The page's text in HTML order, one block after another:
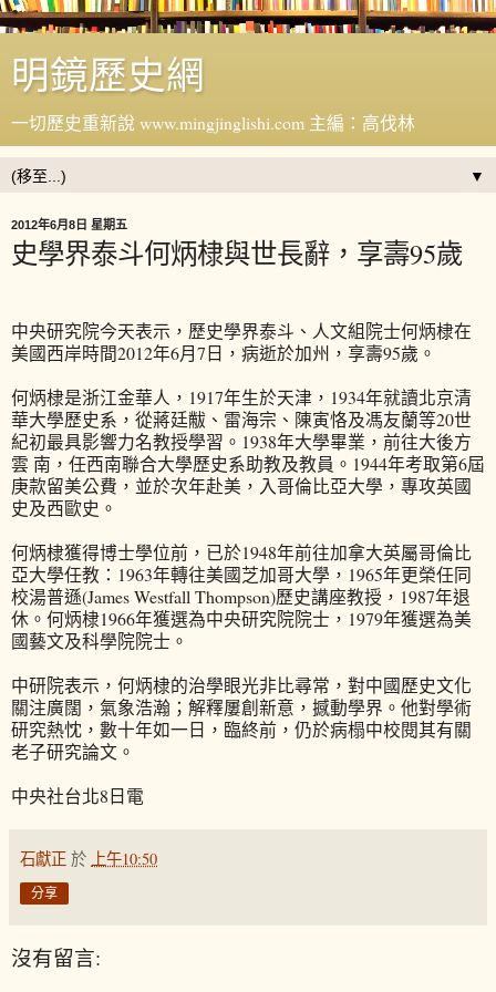
明鏡歷史網
一切歷史重新說 www.mingjinglishi.com 主編：高伐林
▼
2012年6月8日 星期五
史學界泰斗何炳棣與世長辭，享壽95歲
中央研究院今天表示，歷史學界泰斗、人文組院士何炳棣在
美國西岸時間2012年6月7日，病逝於加州，享壽95歲。
何炳棣是浙江金華人，1917年生於天津，1934年就讀北京清
華大學歷史系，從蔣廷黻、雷海宗、陳寅恪及馮友蘭等20世
紀初最具影響力名教授學習。1938年大學畢業，前往大後方
雲 南，任西南聯合大學歷史系助教及教員。1944年考取第6屆
庚款留美公費，並於次年赴美，入哥倫比亞大學，專攻英國
史及西歐史。
何炳棣獲得博士學位前，已於1948年前往加拿大英屬哥倫比
亞大學任教：1963年轉往美國芝加哥大學，1965年更榮任同
校湯普遜(James Westfall Thompson)歷史講座教授，1987年退
休。何炳棣1966年獲選為中央研究院院士，1979年獲選為美
國藝文及科學院院士。
中研院表示，何炳棣的治學眼光非比尋常，對中國歷史文化
關注廣闊，氣象浩瀚；解釋屢創新意，撼動學界。他對學術
研究熱忱，數十年如一日，臨終前，仍於病榻中校閱其有關
老子研究論文。
中央社台北8日電
石獻正 於 上午10:50
分享
沒有留言: